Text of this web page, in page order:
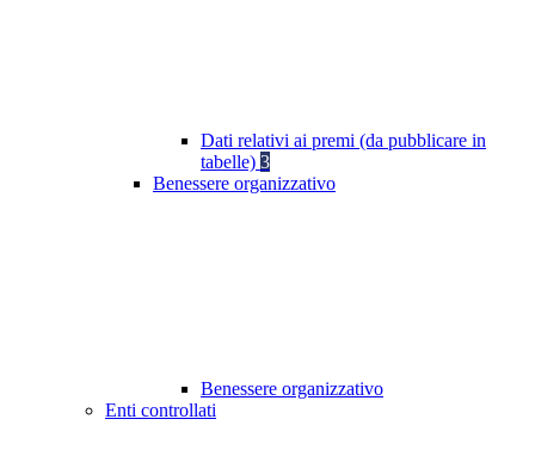
Dati relativi ai premi (da pubblicare in
tabelle) 3
Benessere organizzativo
Benessere organizzativo
Enti controllati